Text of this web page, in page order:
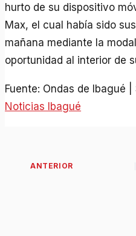
hurto de su dispositivo
Max, el cual había sido
mañana mediante la
oportunidad al interior de
Fuente: Ondas de Ibagué
Noticias Ibagué